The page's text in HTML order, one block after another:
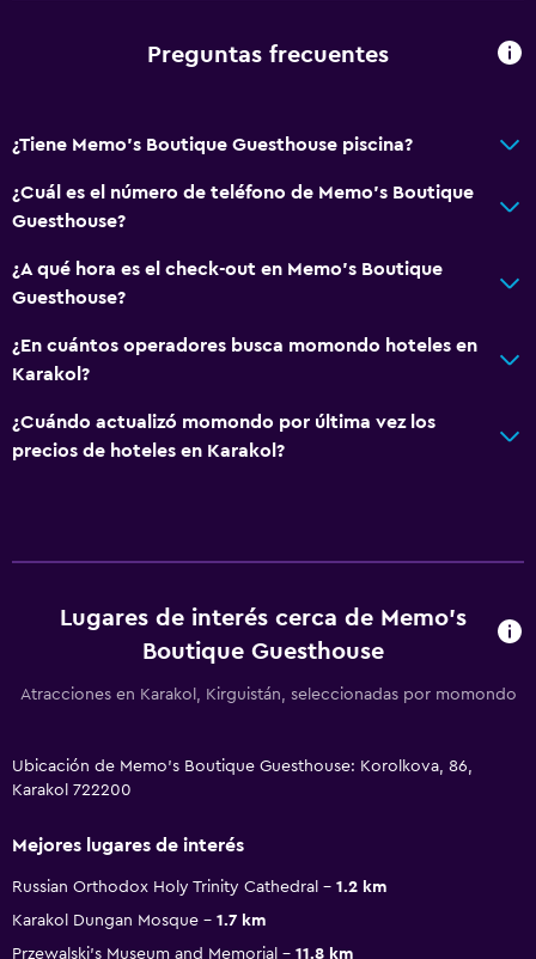
Preguntas frecuentes
¿Tiene Memo's Boutique Guesthouse piscina?
¿Cuál es el número de teléfono de Memo's Boutique
Guesthouse?
¿A qué hora es el check-out en Memo's Boutique
Guesthouse?
¿En cuántos operadores busca momondo hoteles en
Karakol?
¿Cuándo actualizó momondo por última vez los
precios de hoteles en Karakol?
Lugares de interés cerca de Memo's
Boutique Guesthouse
Atracciones en Karakol, Kirguistán, seleccionadas por momondo
Ubicación de Memo's Boutique Guesthouse: Korolkova, 86,
Karakol 722200
Mejores lugares de interés
Russian Orthodox Holy Trinity Cathedral
1.2 km
Karakol Dungan Mosque
1.7 km
Przewalski's Museum and Memorial
11.8 km